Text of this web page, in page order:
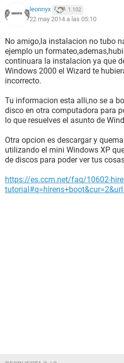
ARCHIVOS QUE TENIA ALLÍ??
sistema operativo. Pregunta:
DISCOS PUDO SALIR AFECTADO
Sera la unidad C en donde tenía
Es que no puedo ingresar ni en
haciendolo.
Cuando inicio la pc me sale
corregir fallas.
Ese cd no lo tengo a la mano pero
haber borrado mis archivos o tal
respuestas..
leonnyx 1.102
22 may 2014 a las 05:10
No amigo,la instalacion no tubo
ejemplo un
continuara la instalacion ya que
Windows 2000 el Wizard te
incorrecto.
Tu informacion esta alli,no se a
disco en otra computadora para
lo que resuelves el asunto de
Otra opcion es descargar y
utilizando el mini Windows XP
de discos para poder ver tus
https://es.ccm.net/faq/10602-